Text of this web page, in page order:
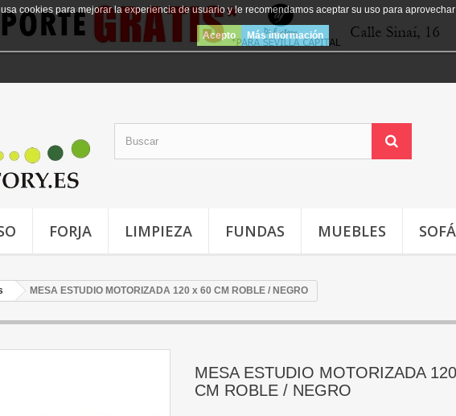
cookies para mejorar la experiencia de usuario y le recomendamos aceptar su uso para
Acepto Más información
FORJA LIMPIEZA FUNDAS MUEBLES
MESA ESTUDIO MOTORIZADA 120 x 60 CM ROBLE / NEGRO
MESA ESTUDIO MOTORIZADA
CM ROBLE / NEGRO